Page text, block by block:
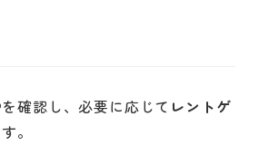
確認し、必要に応じて レントゲ
。